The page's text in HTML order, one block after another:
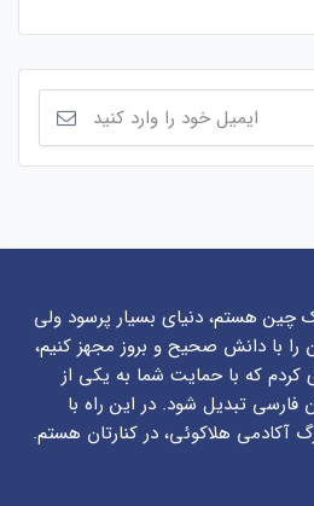
چین هستم، دنیای بسیار پرسود ولی
با دانش صحیح و بروز مجهز کنیم،
کردم که با حمایت شما به یکی از
فارسی تبدیل شود. در این راه با
آکادمی هلاکوئی، در کنارتان هستم.